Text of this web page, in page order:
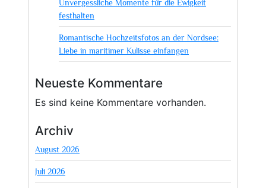
Unvergessliche Momente für die Ewigkeit
festhalten
Romantische Hochzeitsfotos an der Nordsee:
Liebe in maritimer Kulisse einfangen
Neueste Kommentare
Es sind keine Kommentare vorhanden.
Archiv
August 2026
Juli 2026